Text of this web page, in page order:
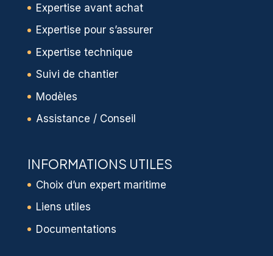
Expertise avant achat
Expertise pour s’assurer
Expertise technique
Suivi de chantier
Modèles
Assistance / Conseil
INFORMATIONS UTILES
Choix d’un expert maritime
Liens utiles
Documentations